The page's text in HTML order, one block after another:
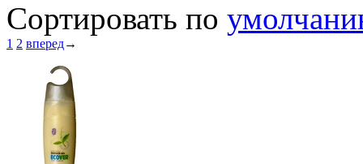
Сортировать по
1 2 вперед→